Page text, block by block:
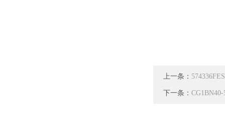
上一条：
下一条：